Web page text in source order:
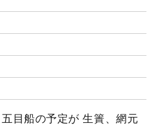
目船の予定が 生簀、網元